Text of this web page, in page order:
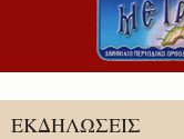
ΕΚΔΗΛΩΣΕΙΣ